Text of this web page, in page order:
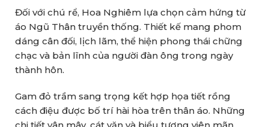
Đối với chú rể, Hoa Nghiêm lựa chọn cảm hứng từ
áo Ngũ Thân truyền thống. Thiết kế mang phom
dáng cân đối, lịch lãm, thể hiện phong thái chững
chạc và bản lĩnh của người đàn ông trong ngày
thành hôn.
Gam đỏ trầm sang trọng kết hợp họa tiết rồng
cách điệu được bố trí hài hòa trên thân áo. Những